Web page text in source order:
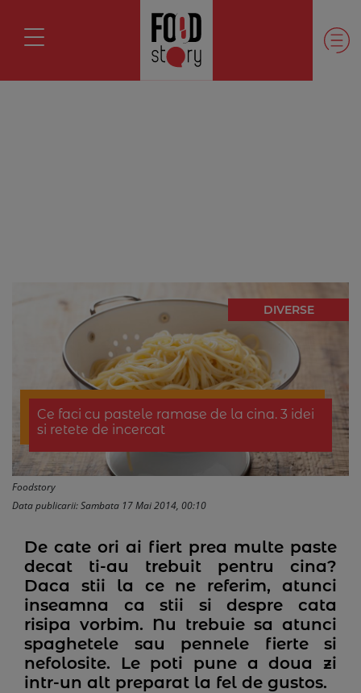
DIVERSE
Ce faci cu pastele ramase de la cina. 3 idei
si retete de incercat
Foodstory
Data publicarii: Sambata 17 Mai 2014, 00:10
De cate ori ai fiert prea multe paste
decat ti-au trebuit pentru cina?
Daca stii la ce ne referim, atunci
inseamna ca stii si despre cata
risipa vorbim. Nu trebuie sa atunci
spaghetele sau pennele fierte si
nefolosite. Le poti pune a doua zi
intr-un alt preparat la fel de gustos.